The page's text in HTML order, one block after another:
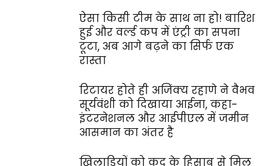
ऐसा किसी टीम के साथ ना हो! बारिश
हुई और वर्ल्ड कप में एंट्री का सपना
टूटा, अब आगे बढ़ने का सिर्फ एक
रास्ता
रिटायर होते ही अजिंक्य रहाणे ने वैभव
सूर्यवंशी को दिखाया आईना, कहा-
इंटरनेशनल और आईपीएल में जमीन
आसमान का अंतर है
खिलाड़ियों को कद के हिसाब से मिल